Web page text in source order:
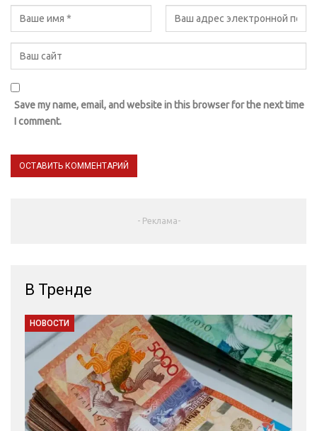
Save my name, email, and website in this browser for the next time
I comment.
- Реклама-
В Тренде
НОВОСТИ